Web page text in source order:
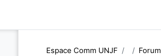
Espace Comm UNJF